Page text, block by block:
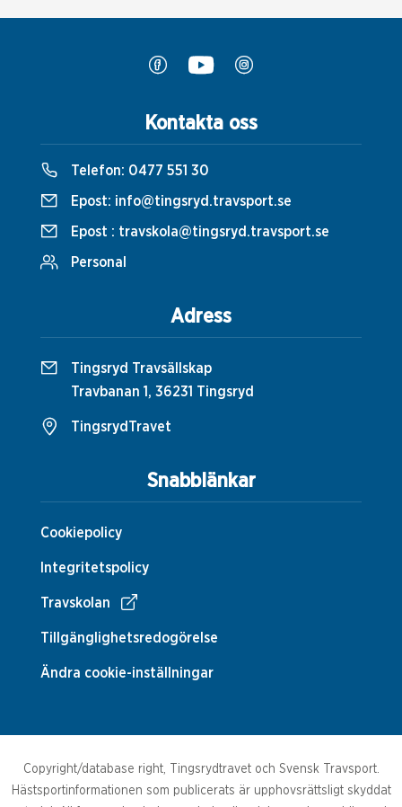
Snabblänkar
Cookiepolicy
Integritetspolicy
Travskolan
Tillgänglighetsredogörelse
Ändra cookie-inställningar
Kontakta oss
Telefon: 0477 551 30
Epost: info@tingsryd.travsport.se
Epost : travskola@tingsryd.travsport.se
Personal
Adress
Tingsryd Travsällskap
Travbanan 1, 36231 Tingsryd
TingsrydTravet
Copyright/database right, Tingsrydtravet och Svensk Travsport.
Hästsportinformationen som publicerats är upphovsrättsligt skyddat